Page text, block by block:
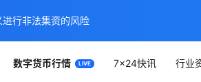
数字货币行情 7×24快讯 行业
行非法集资的风险